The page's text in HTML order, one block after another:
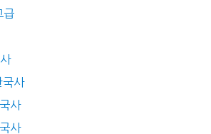
급
국사
사
사